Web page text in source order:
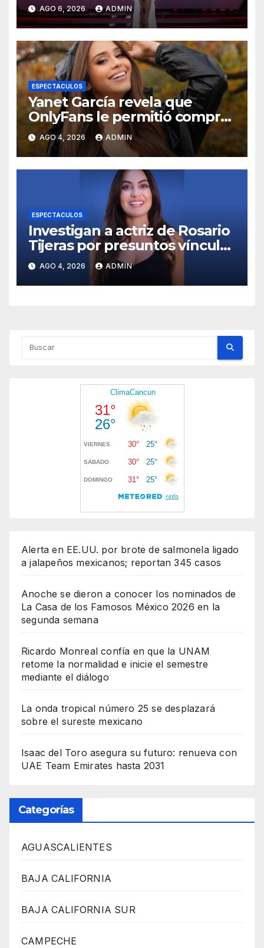
la segunda semana
AGO 6, 2026 ADMIN
ESPECTACULOS
Yanet García revela que
OnlyFans le permitió comprar
un departamento en
Manhattan
AGO 4, 2026 ADMIN
ESPECTACULOS
Investigan a actriz de Rosario
Tijeras por presuntos vínculos
con red de huachicol fiscal
AGO 4, 2026 ADMIN
Alerta en EE.UU. por brote de salmonela ligado
a jalapeños mexicanos; reportan 345 casos
Anoche se dieron a conocer los nominados de
La Casa de los Famosos México 2026 en la
segunda semana
Ricardo Monreal confía en que la UNAM
retome la normalidad e inicie el semestre
mediante el diálogo
La onda tropical número 25 se desplazará
sobre el sureste mexicano
Isaac del Toro asegura su futuro: renueva con
UAE Team Emirates hasta 2031
Categorías
AGUASCALIENTES
BAJA CALIFORNIA
BAJA CALIFORNIA SUR
CAMPECHE